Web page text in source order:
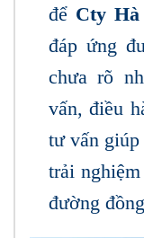
để Cty
đáp ứng
chưa rõ
vấn, điều
tư vấn
trải
đường